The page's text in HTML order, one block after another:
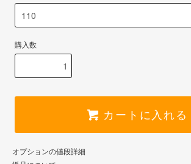
購入数
カートに入れる
オプションの値段詳細